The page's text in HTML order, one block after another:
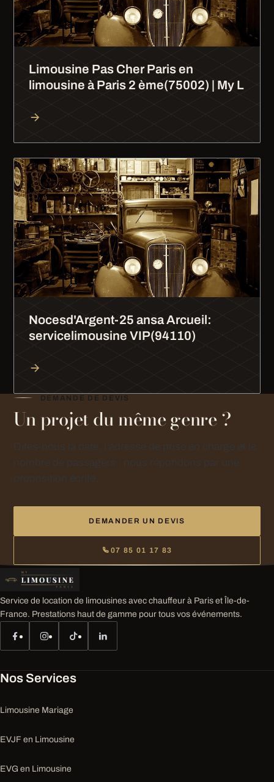
Limousine Pas Cher Paris en
limousine à Paris 2 ème(75002) | My L
Nocesd'Argent-25 ansa Arcueil:
servicelimousine VIP(94110)
DEMANDE DE DEVIS
Un projet du même genre ?
DEMANDER UN DEVIS
07 85 01 17 83
Service de location de limousines avec chauffeur à Paris et Île-de-
France. Prestations haut de gamme pour tous vos événements.
Nos Services
Limousine Mariage
EVJF en Limousine
EVG en Limousine